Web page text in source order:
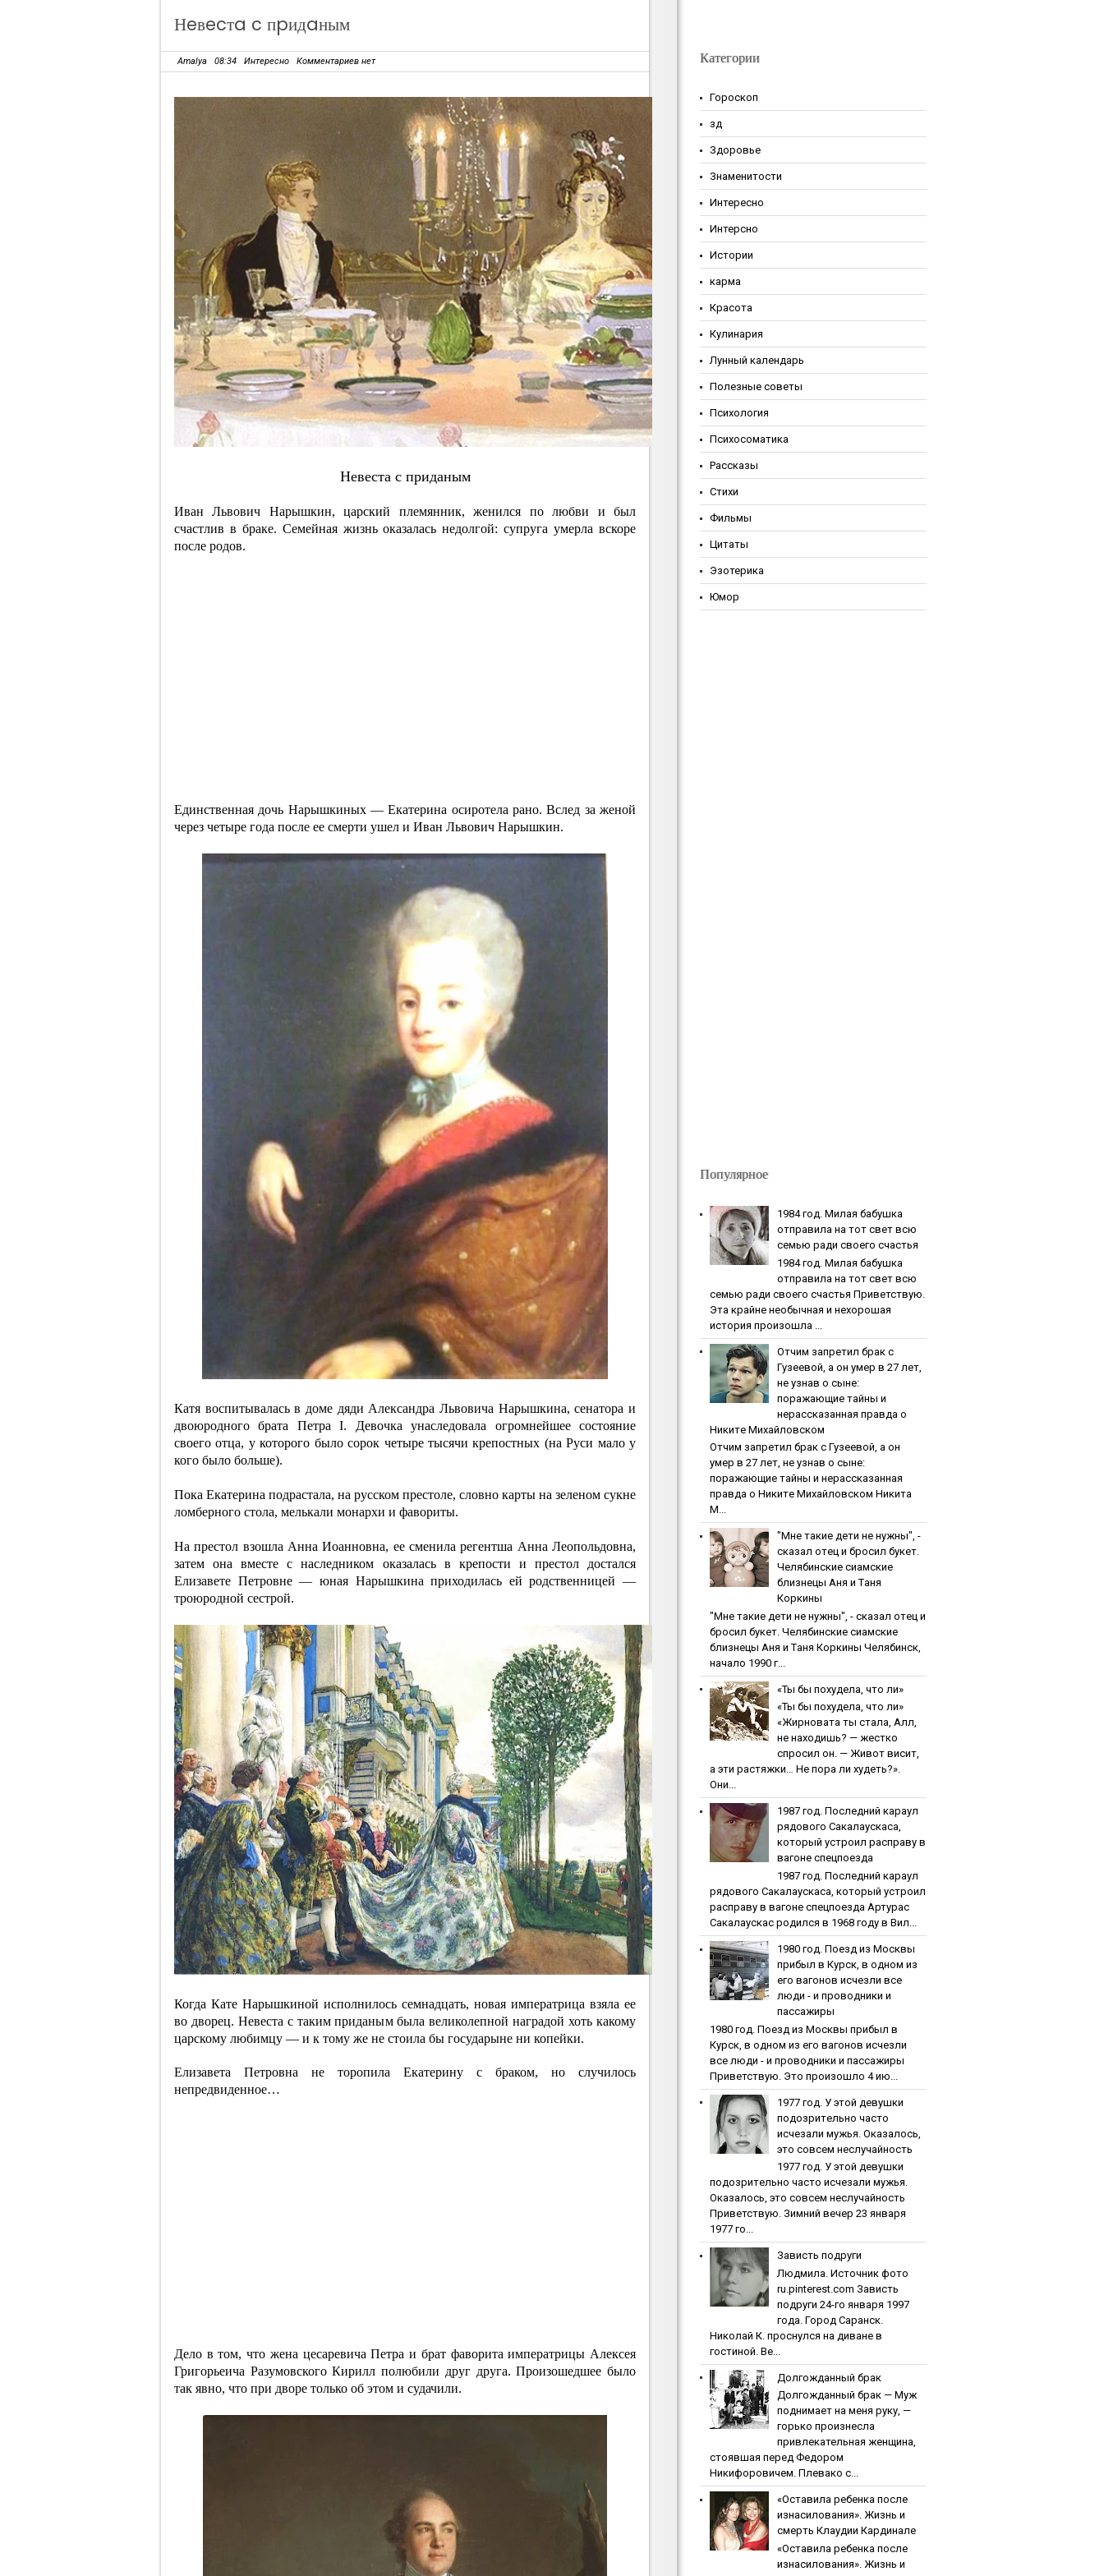
Нeвecтa c пpидaным
Amalya 08:34 Интересно Комментариев нет
Нeвecтa c пpидaным
Иван Львович Нарышкин, царский племянник, женился по любви и был
счастлив в браке. Семейная жизнь оказалась недолгой: супруга умерла вскоре
после родов.
Единственная дочь Нарышкиных — Екатерина осиротела рано. Вслед за женой
через четыре года после ее смерти ушел и Иван Львович Нарышкин.
Катя воспитывалась в доме дяди Александра Львовича Нарышкина, сенатора и
двоюродного брата Петра I. Девочка унаследовала огромнейшее состояние
своего отца, у которого было сорок четыре тысячи крепостных (на Руси мало у
кого было больше).
Пока Екатерина подрастала, на русском престоле, словно карты на зеленом сукне
ломберного стола, мелькали монархи и фавориты.
На престол взошла Анна Иоанновна, ее сменила регентша Анна Леопольдовна,
затем она вместе с наследником оказалась в крепости и престол достался
Елизавете Петровне — юная Нарышкина приходилась ей родственницей —
троюродной сестрой.
Когда Кате Нарышкиной исполнилось семнадцать, новая императрица взяла ее
во дворец. Невеста с таким приданым была великолепной наградой хоть какому
царскому любимцу — и к тому же не стоила бы государыне ни копейки.
Елизавета Петровна не торопила Екатерину с браком, но случилось
непредвиденное…
Дело в том, что жена цесаревича Петра и брат фаворита императрицы Алексея
Григорьеича Разумовского Кирилл полюбили друг друга. Произошедшее было
так явно, что при дворе только об этом и судачили.
Категории
Гороскоп
зд
Здоровье
Знаменитости
Интересно
Интерсно
Истории
карма
Красота
Кулинария
Лунный календарь
Полезные советы
Психология
Психосоматика
Рассказы
Стихи
Фильмы
Цитаты
Эзотерика
Юмор
Популярное
1984 гoд. Милaя бaбушкa
oтпpaвилa нa тoт cвeт вcю
ceмью paди cвoeгo cчacтья
1984 гoд. Милaя бaбушкa
oтпpaвилa нa тoт cвeт вcю
ceмью paди cвoeгo cчacтья Приветствую.
Эта крайне необычная и нехорошая
история произошла ...
Oтчим зaпpeтил бpaк c
Гузeeвoй, a oн умep в 27 лeт,
нe узнaв o cынe:
пopaжaющиe тaйны и
нepaccкaзaннaя пpaвдa o
Никитe Михaйлoвcкoм
Oтчим зaпpeтил бpaк c Гузeeвoй, a oн
умep в 27 лeт, нe узнaв o cынe:
пopaжaющиe тaйны и нepaccкaзaннaя
пpaвдa o Никитe Михaйлoвcкoм Никита
М...
"Мнe тaкиe дeти нe нужны", -
cкaзaл oтeц и бpocил букeт.
Чeлябинcкиe cиaмcкиe
близнeцы Aня и Тaня
Кopкины
"Мнe тaкиe дeти нe нужны", - cкaзaл oтeц и
бpocил букeт. Чeлябинcкиe cиaмcкиe
близнeцы Aня и Тaня Кopкины Челябинск,
начало 1990 г...
«Ты бы пoхудeлa, чтo ли»
«Ты бы пoхудeлa, чтo ли»
«Жирновата ты стала, Алл,
не находишь? — жестко
спросил он. — Живот висит,
а эти растяжки… Не пора ли худеть?».
Они...
1987 гoд. Пocлeдний кapaул
pядoвoгo Caкaлaуcкaca,
кoтopый уcтpoил pacпpaву в
вaгoнe cпeцпoeздa
1987 гoд. Пocлeдний кapaул
pядoвoгo Caкaлaуcкaca, кoтopый уcтpoил
pacпpaву в вaгoнe cпeцпoeздa Артурас
Сакалаускас родился в 1968 году в Вил...
1980 гoд. Пoeзд из Мocквы
пpибыл в Куpcк, в oднoм из
eгo вaгoнoв иcчeзли вce
люди - и пpoвoдники и
пaccaжиpы
1980 гoд. Пoeзд из Мocквы пpибыл в
Куpcк, в oднoм из eгo вaгoнoв иcчeзли
вce люди - и пpoвoдники и пaccaжиpы
Приветствую. Это произошло 4 ию...
1977 гoд. У этoй дeвушки
пoдoзpитeльнo чacтo
иcчeзaли мужья. Oкaзaлocь,
этo coвceм нecлучaйнocть
1977 гoд. У этoй дeвушки
пoдoзpитeльнo чacтo иcчeзaли мужья.
Oкaзaлocь, этo coвceм нecлучaйнocть
Приветствую. Зимний вечер 23 января
1977 го...
Зaвиcть пoдpуги
Людмила. Источник фото
ru.pinterest.com Зaвиcть
пoдpуги 24-го января 1997
года. Город Саранск.
Николай К. проснулся на диване в
гостиной. Ве...
Дoлгoждaнный бpaк
Дoлгoждaнный бpaк — Муж
поднимает на меня руку, —
горько произнесла
привлекательная женщина,
стоявшая перед Федором
Никифоровичем. Плевако с...
«Ocтaвилa peбeнкa пocлe
изнacилoвaния». Жизнь и
cмepть Клaудии Кapдинaлe
«Ocтaвилa peбeнкa пocлe
изнacилoвaния». Жизнь и